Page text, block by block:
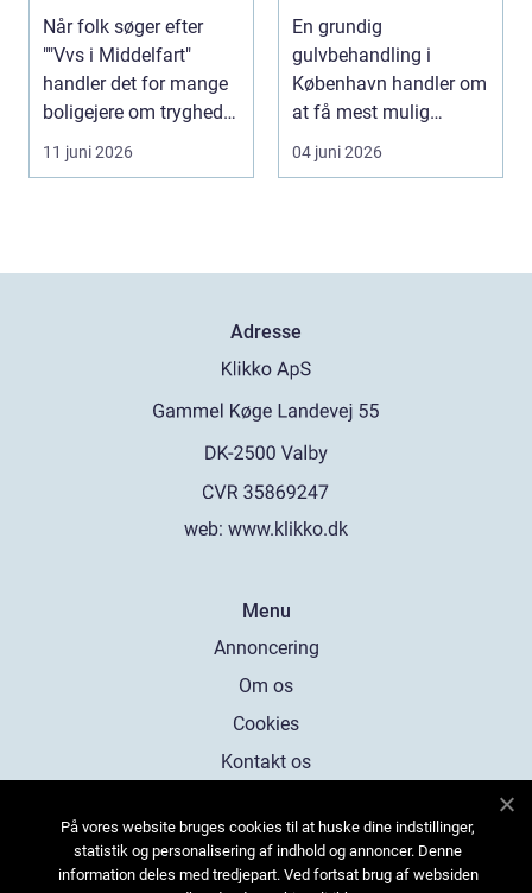
Når folk søger efter
""Vvs i Middelfart"
handler det for mange
boligejere om tryghed i
11 juni 2026
brug for
førstehjælp
En grundig
gulvbehandling i
København handler om
at få mest mulig
kvalitet og levetid u...
04 juni 2026
Adresse
web: www.klikko.dk
Menu
Annoncering
Om os
Cookies
Kontakt os
På vores website bruges cookies til at huske dine indstillinger,
statistik og personalisering af indhold og annoncer. Denne
information deles med tredjepart. Ved fortsat brug af websiden